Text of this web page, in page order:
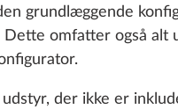
grundlæggende
omfatter også alt
udstyr, der ikke er